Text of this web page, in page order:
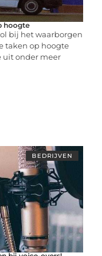
hoogte
bij het waarborgen
taken op hoogte
uit onder meer
BEDRIJVEN